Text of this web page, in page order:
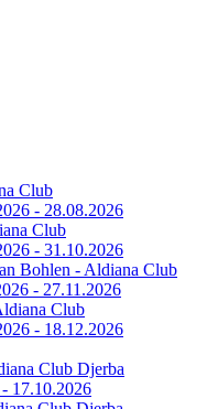
Club
- 28.08.2026
Club
- 31.10.2026
Bohlen - Aldiana Club
- 27.11.2026
Club
- 18.12.2026
Club Djerba
17.10.2026